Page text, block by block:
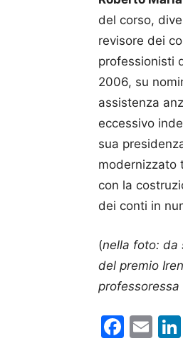
del corso,
revisore dei
professionisti
2006, su
assistenza
eccessivo
sua
modernizzato
con la
dei conti in
(nella foto: da
del premio
professoressa